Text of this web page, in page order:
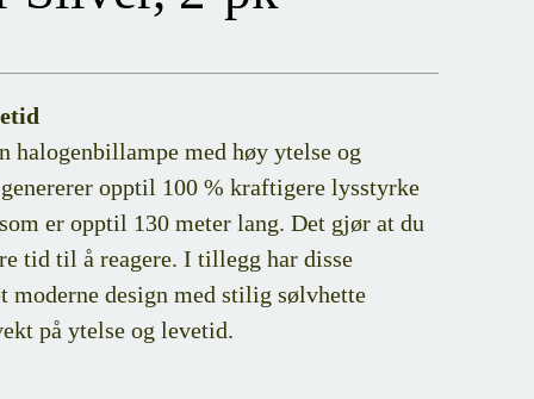
med høy ytelse og
opptil 100 % kraftigere lysstyrke
er opptil 130 meter lang. Det gjør at du
tid til å reagere. I tillegg har disse
design med stilig sølvhette
på ytelse og levetid.